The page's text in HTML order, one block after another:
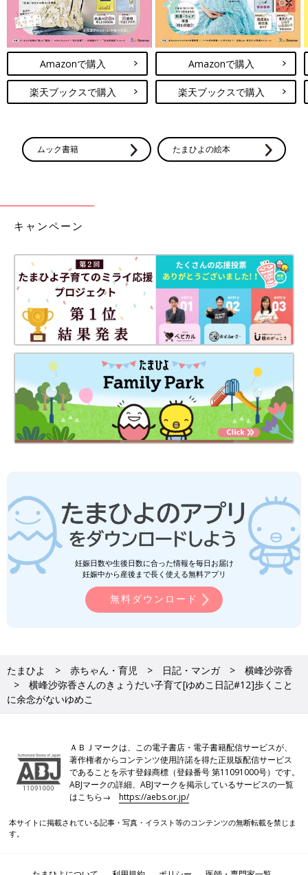
Amazonで購入
楽天ブックスで購入
Amazonで購入
楽天ブックスで購入
ムック書籍 たまひよの絵本
キャンペーン
妊娠日数や生後日数に合った情報を毎日お届け
妊娠中から産後まで長く使える無料アプリ
無料ダウンロード
たまひよ 赤ちゃん・育児 日記・マンガ
横峰沙弥香
横峰沙弥香さんのきょうだい子育て[ゆめこ日記#12]歩くこと
に余念がないゆめこ
ＡＢＪマークは、この電子書店・電子書籍配信サービスが、
著作権者からコンテンツ使用許諾を得た正規版配信サービス
であることを示す登録商標（登録番号 第11091000号）です。
ABJマークの詳細、ABJマークを掲示しているサービスの一覧
はこちら→https://aebs.or.jp/
本サイトに掲載されている記事・写真・イラスト等のコンテンツの無断転載を禁じま
す。